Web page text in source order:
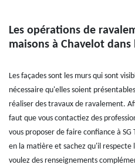
Les opérations de
maisons à Chavelot dans
Les façades sont les murs qui sont
nécessaire qu'elles soient
réaliser des travaux de ravalement.
faut que vous contactiez des
vous proposer de faire confiance à
en la matière et sachez qu'il respecte
voulez des renseignements